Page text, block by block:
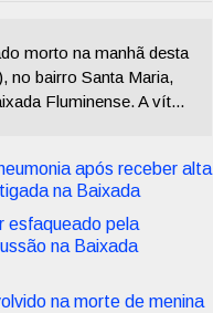
morto na manhã desta
no bairro Santa Maria,
Fluminense. A vít...
após receber alta
na Baixada
esfaqueado pela
na Baixada
na morte de menina